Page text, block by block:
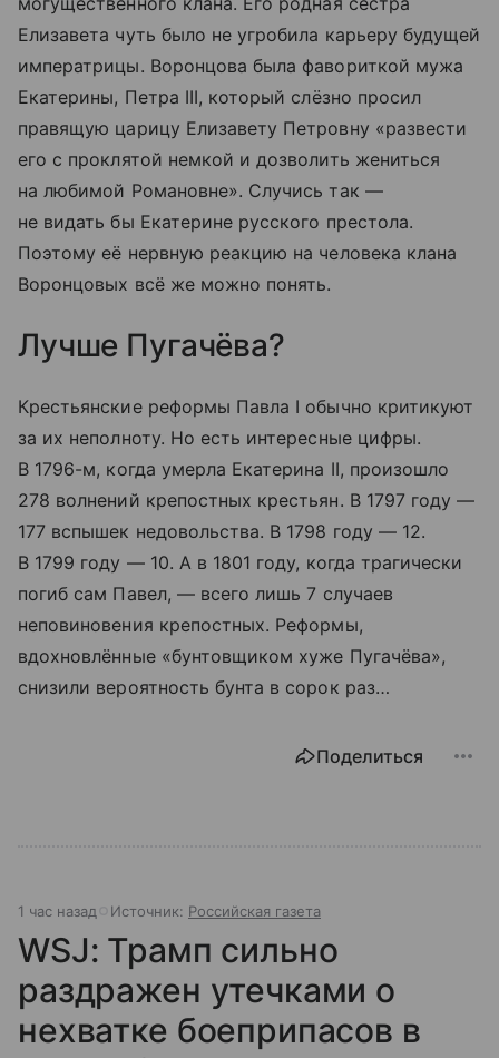
Елизавета чуть было не угробила карьеру будущей
императрицы. Воронцова была фавориткой мужа
Екатерины, Петра III, который слёзно просил
правящую царицу Елизавету Петровну «развести
его с проклятой немкой и дозволить жениться
на любимой Романовне». Случись так —
не видать бы Екатерине русского престола.
Поэтому её нервную реакцию на человека клана
Воронцовых всё же можно понять.
Лучше Пугачёва?
Крестьянские реформы Павла I обычно критикуют
за их неполноту. Но есть интересные цифры.
В 1796-м, когда умерла Екатерина II, произошло
278 волнений крепостных крестьян. В 1797 году —
177 вспышек недовольства. В 1798 году — 12.
В 1799 году — 10. А в 1801 году, когда трагически
погиб сам Павел, — всего лишь 7 случаев
неповиновения крепостных. Реформы,
вдохновлённые «бунтовщиком хуже Пугачёва»,
снизили вероятность бунта в сорок раз…
Поделиться
1 час назад Источник: Российская газета
WSJ: Трамп сильно
раздражен утечками о
нехватке боеприпасов в